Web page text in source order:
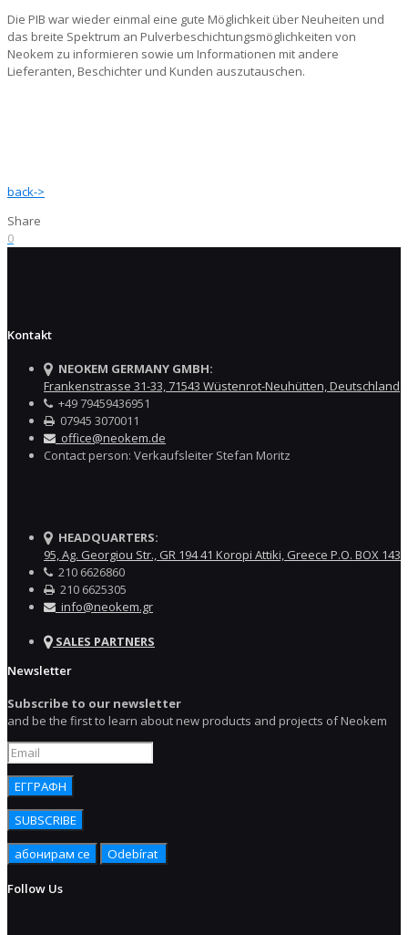
Die PIB war wieder einmal eine gute Möglichkeit über Neuheiten und
das breite Spektrum an Pulverbeschichtungsmöglichkeiten von
Neokem zu informieren sowie um Informationen mit andere
Lieferanten, Beschichter und Kunden auszutauschen.
back->
Share
0
Kontakt
NEOKEM GERMANY GMBH:
Frankenstrasse 31-33, 71543 Wüstenrot-Neuhütten, Deutschland
+49 79459436951
07945 3070011
office@neokem.de
Contact person: Verkaufsleiter Stefan Moritz
HEADQUARTERS:
95, Ag. Georgiou Str., GR 194 41 Koropi Attiki, Greece P.O. BOX 143
210 6626860
210 6625305
info@neokem.gr
SALES PARTNERS
Newsletter
Subscribe to our newsletter
and be the first to learn about new products and projects of Neokem
Follow Us